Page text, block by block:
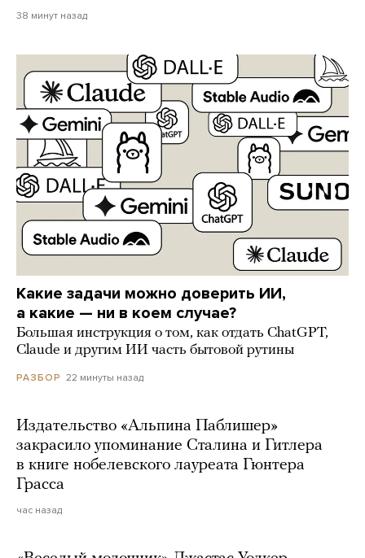
38 минут назад
Какие задачи можно доверить ИИ,
а какие — ни в коем случае?
Большая инструкция о том, как отдать ChatGPT,
Claude и другим ИИ часть бытовой рутины
РАЗБОР 22 минуты назад
Издательство «Альпина Паблишер»
закрасило упоминание Сталина и Гитлера
в книге нобелевского лауреата Гюнтера
Грасса
час назад